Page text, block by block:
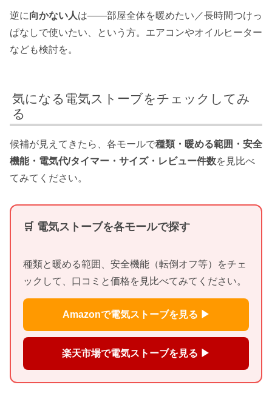
逆に向かない人は——部屋全体を暖めたい／長時間つけっ
ぱなしで使いたい、という方。エアコンやオイルヒーター
なども検討を。
気になる電気ストーブをチェックしてみ
る
候補が見えてきたら、各モールで種類・暖める範囲・安全
機能・電気代/タイマー・サイズ・レビュー件数を見比べ
てみてください。
🛒 電気ストーブを各モールで探す
種類と暖める範囲、安全機能（転倒オフ等）をチェ
ックして、口コミと価格を見比べてみてください。
Amazonで電気ストーブを見る ▶
楽天市場で電気ストーブを見る ▶